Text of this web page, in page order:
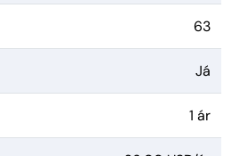
63
Já
1 ár